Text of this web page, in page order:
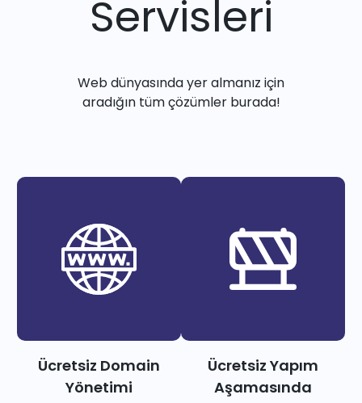
Servisleri
Web dünyasında yer almanız için
aradığın tüm çözümler burada!
Ücretsiz Domain
Yönetimi
Ücretsiz Yapım
Aşamasında